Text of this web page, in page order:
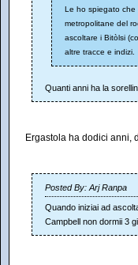
Le ho spiegato che
metropolitane del
ascoltare i Bitòlsi
altre tracce e indizi.
Quanti anni ha la
Ergastola ha dodici anni,
Posted By: Arj Ranpa
Quando iniziai ad
Campbell non dormii 3